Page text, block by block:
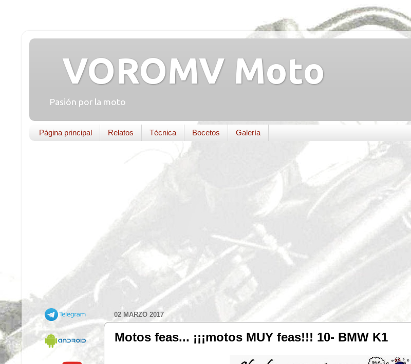
VOROMV Moto
Pasión por la moto
Página principal Relatos Técnica Bocetos Galería
02 MARZO 2017
Motos feas... ¡¡¡motos MUY feas!!! 10- BMW K1